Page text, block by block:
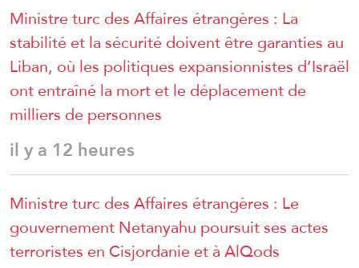
Ministre turc des Affaires étrangères : La
stabilité et la sécurité doivent être garanties au
Liban, où les politiques expansionnistes d’Israël
ont entraîné la mort et le déplacement de
milliers de personnes
il y a 12 heures
Ministre turc des Affaires étrangères : Le
gouvernement Netanyahu poursuit ses actes
terroristes en Cisjordanie et à AlQods